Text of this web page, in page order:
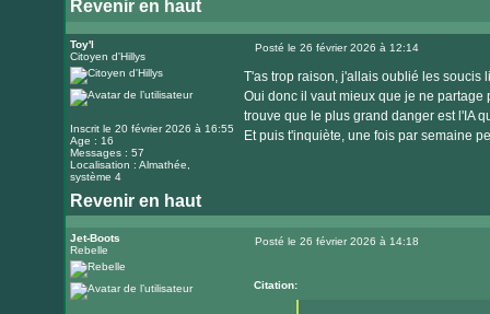
Revenir en haut
Toy'l
Citoyen d'Hillys
Inscrit le 20 février 2026 à 16:55
Age : 16
Messages : 57
Localisation : Almathée,
système 4
Posté le 26 février 2026 à 12:14
T'as trop raison, j'allais oublié les soucis
Oui donc il vaut mieux que je ne
trouve que le plus grand danger est l'IA
Et puis t'inquiète, une fois par semaine
Revenir en haut
Jet-Boots
Rebelle
Posté le 26 février 2026 à 14:18
Citation: